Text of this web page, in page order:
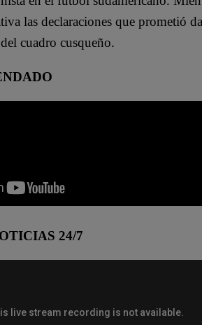
las declaraciones que prometió
cuadro cusqueño.
24/7